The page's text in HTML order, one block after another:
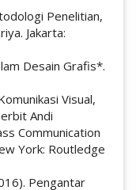
Penelitian,
Jakarta:
Desain Grafis*.
Visual,
Andi
Communication
York: Routledge
Pengantar